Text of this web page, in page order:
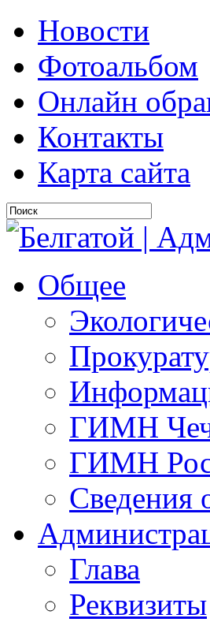
Новости
Фотоальбом
Онлайн
Контакты
Карта сайта
Общее
ГИМН
ГИМН
Сведения
Глава
Реквизиты